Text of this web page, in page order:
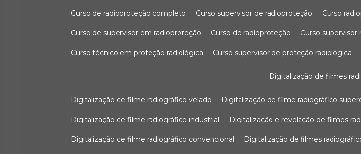
curso de radioproteção completo curso supervisor de radioproteção curso
curso de supervisor em radioproteção curso de radioproteção curso
curso técnico em proteção radiológica curso supervisor de proteção radiológica
digitalização de filmes
digitalização de filme radiográfico velado digitalização de filme radiográfico
digitalização de filme radiográfico industrial digitalização e revelação de filmes
digitalização de filme radiográfico convencional digitalização de filmes